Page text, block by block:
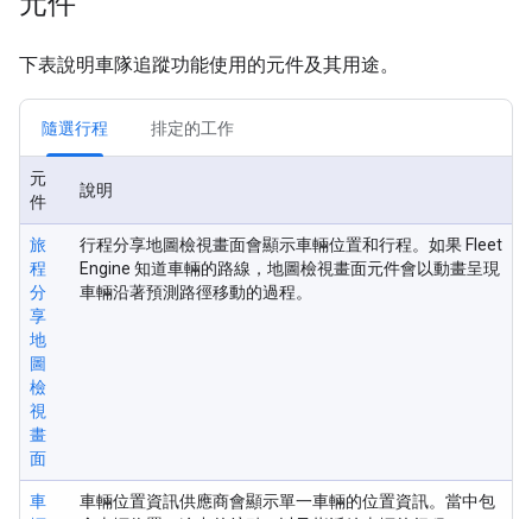
下表說明車隊追蹤功能使用的元件及其用途。
隨選行程 排定的工作
元
件
說明
旅
程
分
享
地
圖
檢
視
畫
面
行程分享地圖檢視畫面會顯示車輛位置和行程。如果 Fleet
Engine 知道車輛的路線，地圖檢視畫面元件會以動畫呈現
車輛沿著預測路徑移動的過程。
車
車輛位置資訊供應商會顯示單一車輛的位置資訊。當中包